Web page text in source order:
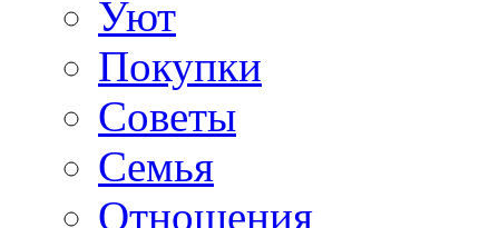
Уют
Покупки
Советы
Семья
Отношения